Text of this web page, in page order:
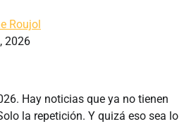
Roujol
2026
Hay noticias que ya no tienen
la repetición. Y quizá eso sea lo